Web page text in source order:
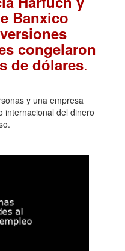
Banxico
congelaron
de dólares.
y una empresa
internacional del dinero